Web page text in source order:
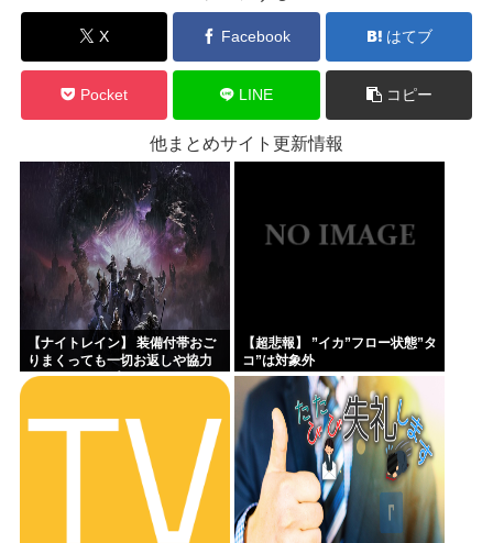
X Facebook はてブ
Pocket LINE コピー
他まとめサイト更新情報
【ナイトレイン】 装備付帯おご
りまくっても一切お返しや協力
する気がないプレイヤーいるけ
【超悲報】 ”イカ”フロー状態”タ
コ”は対象外